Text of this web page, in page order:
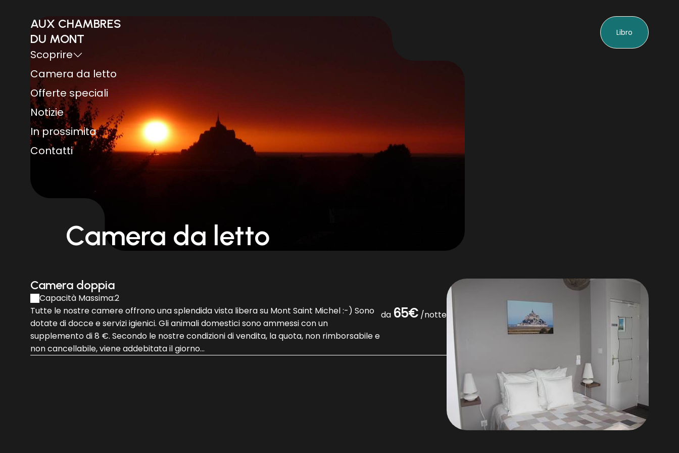
AUX CHAMBRES
DU MONT
Scoprire
Camera da letto
Offerte speciali
Notizie
In prossimita
Contatti
Libro
Camera da letto
Camera doppia
Capacità Massima:2
Tutte le nostre camere offrono una splendida vista libera su Mont Saint Michel :-) Sono
dotate di docce e servizi igienici. Gli animali domestici sono ammessi con un
supplemento di 8 €. Secondo le nostre condizioni di vendita, la quota, non rimborsabile e
non cancellabile, viene addebitata il giorno...
da 65€ /notte